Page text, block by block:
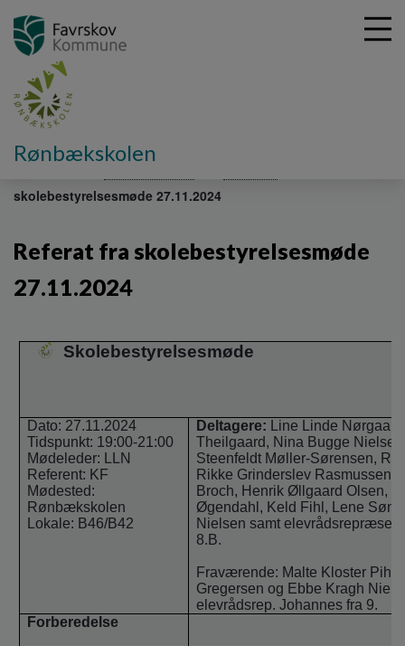
Rønbækskolen
skolebestyrelsesmøde 27.11.2024
Referat fra skolebestyrelsesmøde
27.11.2024
Skolebestyrelsesmøde
Dato: 27.11.2024
Tidspunkt: 19:00-21:00
Mødeleder: LLN
Referent: KF
Mødested:
Rønbækskolen
Lokale: B46/B42
Deltagere: Line Linde
Theilgaard, Nina Bugge
Steenfeldt Møller-Sørensen,
Rikke Grinderslev Rasmussen,
Broch, Henrik Øllgaard Olsen,
Øgendahl, Keld Fihl, Lene
Nielsen samt
8.B.
Fraværende: Malte Kloster Pihl,
Gregersen og Ebbe Kragh
elevrådsrep. Johannes fra 9.
Forberedelse